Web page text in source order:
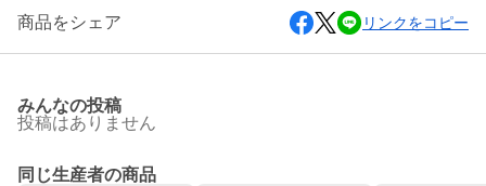
商品をシェア リンクをコピー
みんなの投稿
投稿はありません
同じ生産者の商品